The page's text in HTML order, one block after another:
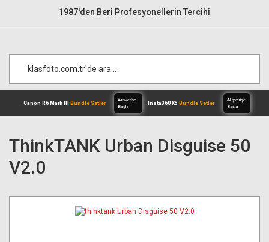
1987'den Beri Profesyonellerin Tercihi
Canon R6 Mark III
ThinkTANK Urban Disguise 50
V2.0